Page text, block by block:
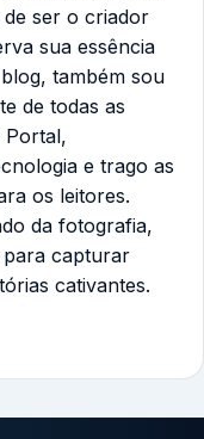
ser o criador
sua essência
também sou
de todas as
Portal,
e trago as
os leitores.
da fotografia,
para capturar
cativantes.